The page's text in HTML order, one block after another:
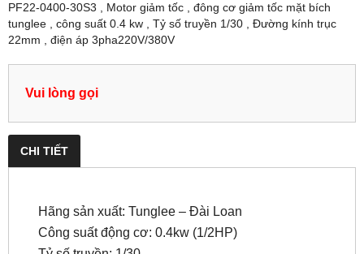
PF22-0400-30S3 , Motor giảm tốc , đông cơ giảm tốc mặt bích
tunglee , công suất 0.4 kw , Tỷ số truyền 1/30 , Đường kính trục
22mm , điện áp 3pha220V/380V
Vui lòng gọi
CHI TIẾT
Hãng sản xuất: Tunglee – Đài Loan
Công suất động cơ: 0.4kw (1/2HP)